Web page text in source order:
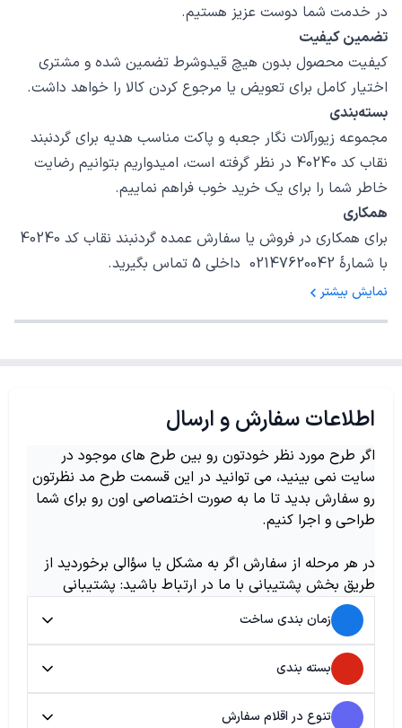
در خدمت شما دوست عزیز هستیم.
تضمین کیفیت
کیفیت محصول بدون هیچ قیدوشرط تضمین شده و مشتری
اختیار کامل برای تعویض یا مرجوع کردن کالا را خواهد داشت.
بسته‌بندی
مجموعه زیورآلات نگار جعبه و پاکت مناسب هدیه برای گردنبند
نقاب کد 40240 در نظر گرفته است، امیدواریم بتوانیم رضایت
خاطر شما را برای یک خرید خوب فراهم نماییم.
همکاری
برای همکاری در فروش یا سفارش عمده گردنبند نقاب کد 40240
با شمارهٔ 02147620042 داخلی 5 تماس بگیرید.
نمایش بیشتر
اطلاعات سفارش و ارسال
اگر طرح مورد نظر خودتون رو بین طرح های موجود در
سایت نمی بینید، می توانید در این قسمت طرح مد نظرتون
رو سفارش بدید تا ما به صورت اختصاصی اون رو برای شما
طراحی و اجرا کنیم.
در هر مرحله از سفارش اگر به مشکل یا سؤالی برخوردید از
طریق بخش پشتیبانی با ما در ارتباط باشید: پشتیبانی
زمان بندی ساخت
بسته بندی
تنوع در اقلام سفارش